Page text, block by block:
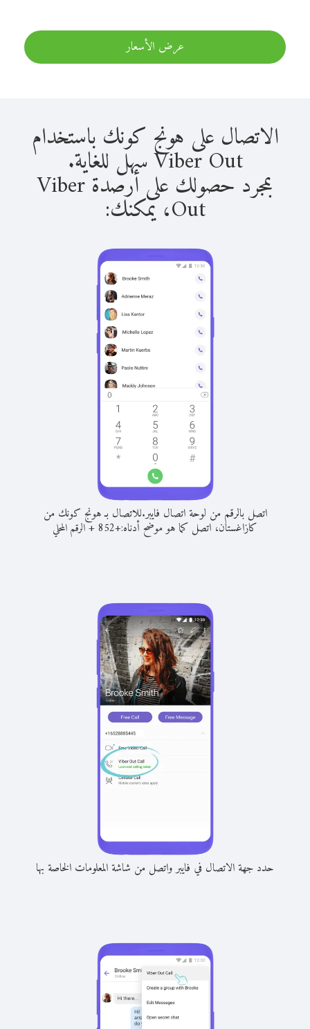
عرض الأسعار
الاتصال على هونج كونك باستخدام
Viber Out سهل للغاية.
بمجرد حصولك على أرصدة Viber
Out، يمكنك:
اتصل بالرقم من لوحة اتصال فايبر.للاتصال بـ هونج كونك من
كازاغستان، اتصل كما هو موضح أدناه:+
852
+الرقم المحلي
حدد جهة الاتصال في فايبر واتصل من شاشة المعلومات الخاصة بها